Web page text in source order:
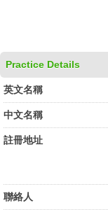
Practice Details
英文名稱
中文名稱
註冊地址
聯絡人